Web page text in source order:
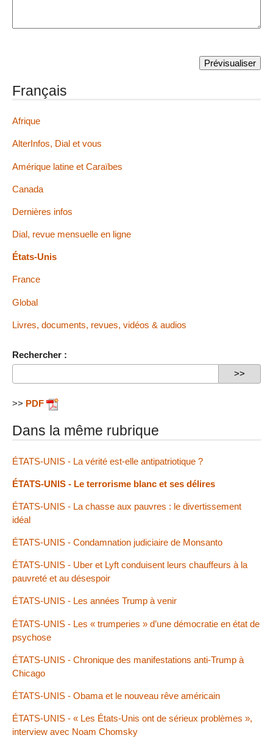
Français
Afrique
AlterInfos, Dial et vous
Amérique latine et Caraïbes
Canada
Dernières infos
Dial, revue mensuelle en ligne
États-Unis
France
Global
Livres, documents, revues, vidéos & audios
Rechercher :
>> PDF
Dans la même rubrique
ÉTATS-UNIS - La vérité est-elle antipatriotique ?
ÉTATS-UNIS - Le terrorisme blanc et ses délires
ÉTATS-UNIS - La chasse aux pauvres : le divertissement
idéal
ÉTATS-UNIS - Condamnation judiciaire de Monsanto
ÉTATS-UNIS - Uber et Lyft conduisent leurs chauffeurs à la
pauvreté et au désespoir
ÉTATS-UNIS - Les années Trump à venir
ÉTATS-UNIS - Les « trumperies » d’une démocratie en état de
psychose
ÉTATS-UNIS - Chronique des manifestations anti-Trump à
Chicago
ÉTATS-UNIS - Obama et le nouveau rêve américain
ÉTATS-UNIS - « Les États-Unis ont de sérieux problèmes »,
interview avec Noam Chomsky